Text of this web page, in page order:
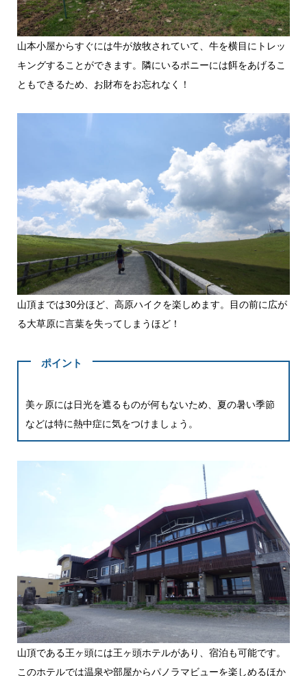
山本小屋からすぐには牛が放牧されていて、牛を横目にトレッ
キングすることができます。隣にいるポニーには餌をあげるこ
ともできるため、お財布をお忘れなく！
山頂までは30分ほど、高原ハイクを楽しめます。目の前に広が
る大草原に言葉を失ってしまうほど！
ポイント
美ヶ原には日光を遮るものが何もないため、夏の暑い季節
などは特に熱中症に気をつけましょう。
山頂である王ヶ頭には王ヶ頭ホテルがあり、宿泊も可能です。
このホテルでは温泉や部屋からパノラマビューを楽しめるほか​​